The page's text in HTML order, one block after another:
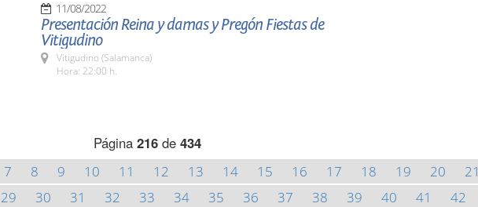
11/08/2022
Presentación Reina y damas y Pregón Fiestas de
Vitigudino
Vitigudino (Salamanca)
Hora: 22:00 h.
Página 216de 434
7 8 9 10 11 12 13 14 15 16 17 18 19 20 21
29 30 31 32 33 34 35 36 37 38 39 40 41 42